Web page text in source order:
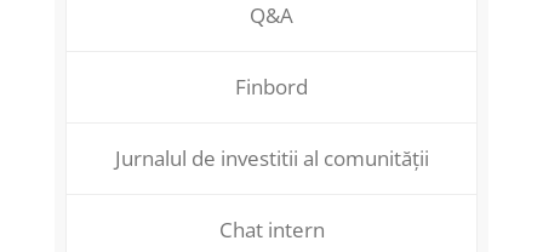
Q&A
Finbord
Jurnalul de investitii al comunității
Chat intern